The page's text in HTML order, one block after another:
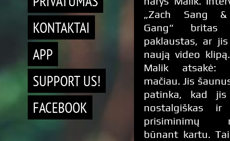
KONTAKTAI
APP
SUPPORT US!
FACEBOOK
„Zach Sang
Gang“ britas
paklaustas, ar
naują video
Malik atsakė:
mačiau. Jis
patinka, kad
nostalgiškas ir
prisiminimų
būnant kartu.